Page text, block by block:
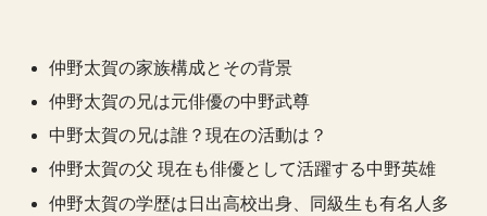
仲野太賀の家族構成とその背景
仲野太賀の兄は元俳優の中野武尊
中野太賀の兄は誰？現在の活動は？
仲野太賀の父 現在も俳優として活躍する中野英雄
仲野太賀の学歴は日出高校出身、同級生も有名人多